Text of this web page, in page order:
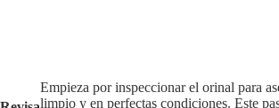
Empieza por inspeccionar el orinal para
limpio y en perfectas condiciones. Este